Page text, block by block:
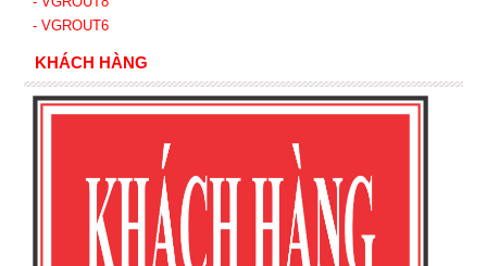
- VGROUT6
KHÁCH HÀNG